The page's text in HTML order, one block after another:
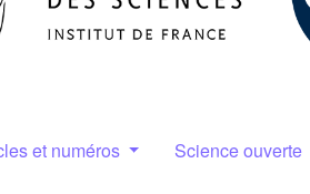
et numéros Science ouverte